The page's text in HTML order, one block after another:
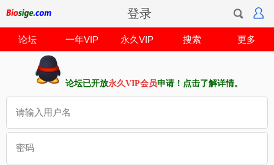
登录
论坛 一年VIP 永久VIP 搜索 更多
论坛已开放永久VIP会员申请！点击了解详情。